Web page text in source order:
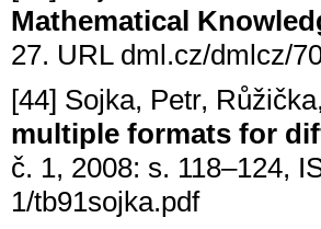
Mathematical
27. URL dml.cz/dmlcz/
[44] Sojka, Petr,
multiple formats for
č. 1, 2008: s. 118–124,
1/tb91sojka.pdf